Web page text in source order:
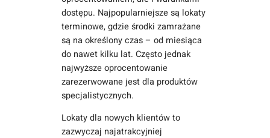
dostępu. Najpopularniejsze są lokaty
terminowe, gdzie środki zamrażane
są na określony czas – od miesiąca
do nawet kilku lat. Często jednak
najwyższe oprocentowanie
zarezerwowane jest dla produktów
specjalistycznych.
Lokaty dla nowych klientów to
zazwyczaj najatrakcyjniej